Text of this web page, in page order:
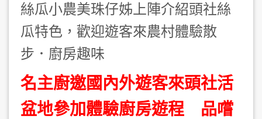
絲瓜小農美珠仔姊上陣介紹頭社絲
瓜特色，歡迎遊客來農村體驗散
步．廚房趣味
名主廚邀國內外遊客來頭社活
盆地參加體驗廚房遊程 品嚐